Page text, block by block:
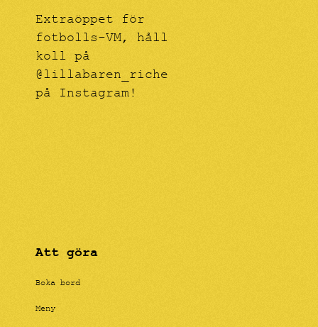
Extraöppet för
fotbolls-VM, håll
koll på
@lillabaren_riche
på Instagram!
Att göra
Boka bord
Meny